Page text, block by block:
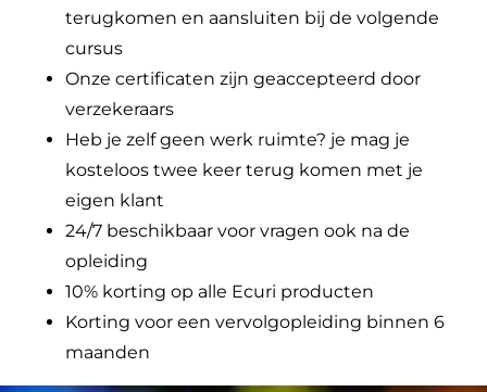
terugkomen en aansluiten bij de volgende
cursus
Onze certificaten zijn geaccepteerd door
verzekeraars
Heb je zelf geen werk ruimte? je mag je
kosteloos twee keer terug komen met je
eigen klant
24/7 beschikbaar voor vragen ook na de
opleiding
10% korting op alle Ecuri producten
Korting voor een vervolgopleiding binnen 6
maanden